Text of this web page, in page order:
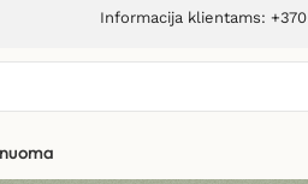
Informacija klientams: